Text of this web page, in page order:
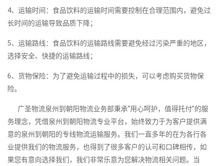
4、运输时间：食品饮料的运输时间需要控制在合理范围内，避免过
长时间的运输导致品质下降；
5、运输路线：食品饮料的运输路线需要避免经过污染严重的地区，
选择安全、快捷的运输路线；
6、货物保险：为了避免运输过程中的损失，可以考虑购买货物保
险。
广圣物流泉州到朝阳物流业务部秉承“用心呵护，值得托付”的服
务理念，凭借泉州到朝阳物流专业平台，始终致力于为客户提供满
意的泉州到朝阳的专线物流运输服务。我们一直多年的在为各行各
业提供我们的物流服务，也得到了很多客户的认可和口碑相传，如
果您有意向选择我们，我们非常乐意为您解决物流相关问题。当